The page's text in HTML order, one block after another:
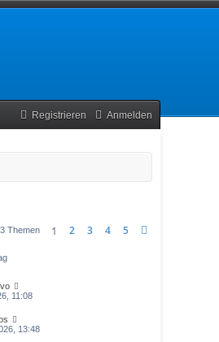
Anmelden
Registrieren
Themen 1 2 3 4 5
11:08
13:48